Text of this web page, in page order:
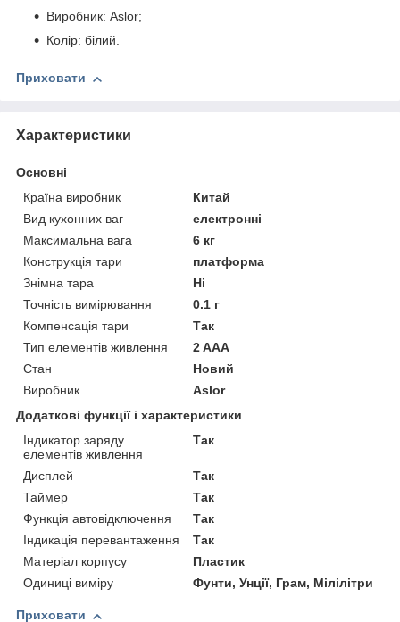
Виробник: Aslor;
Колір: білий.
Приховати
Характеристики
Основні
Країна виробник
Китай
Вид кухонних ваг
електронні
Максимальна вага
6 кг
Конструкція тари
платформа
Знімна тара
Ні
Точність вимірювання
0.1 г
Компенсація тари
Так
Тип елементів живлення
2 AAA
Стан
Новий
Виробник
Aslor
Додаткові функції і характеристики
Індикатор заряду
елементів живлення
Так
Дисплей
Так
Таймер
Так
Функція автовідключення
Так
Індикація перевантаження
Так
Матеріал корпусу
Пластик
Одиниці виміру
Фунти, Унції, Грам, Мілілітри
Приховати